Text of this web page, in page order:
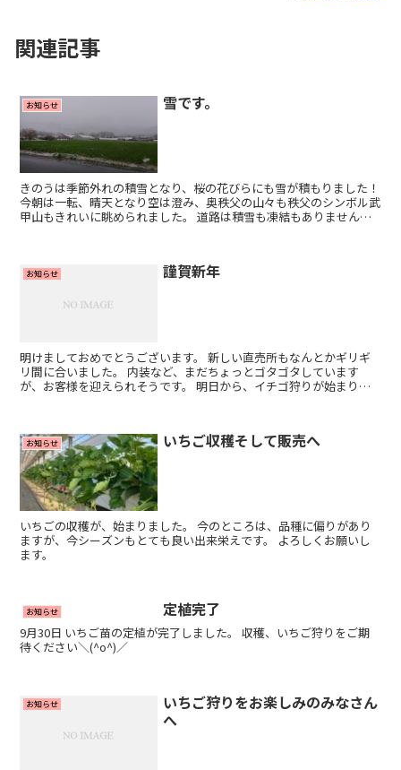
関連記事
お知らせ 雪です。
きのうは季節外れの積雪となり、桜の花びらにも雪が積もりました！
今朝は一転、晴天となり空は澄み、奥秩父の山々も秩父のシンボル武
甲山もきれいに眺められました。 道路は積雪も凍結もありませんの
お知らせ 謹賀新年
明けましておめでとうございます。 新しい直売所もなんとかギリギ
リ間に合いました。 内装など、まだちょっとゴタゴタしています
が、お客様を迎えられそうです。 明日から、イチゴ狩りが始まりま
お知らせ いちご収穫そして販売へ
いちごの収穫が、始まりました。 今のところは、品種に偏りがあり
ますが、今シーズンもとても良い出来栄えです。 よろしくお願いし
ます。
お知らせ 定植完了
9月30日 いちご苗の定植が完了しました。 収穫、いちご狩りをご期
待ください＼(^o^)／
お知らせ
いちご狩りをお楽しみのみなさん
へ